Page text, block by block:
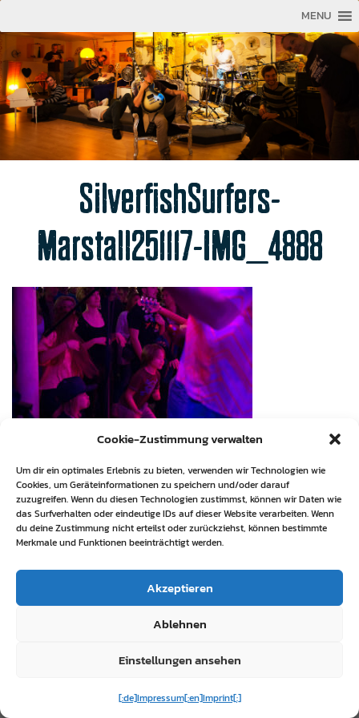
Cookie-Zustimmung verwalten
Um dir ein optimales Erlebnis zu bieten, verwenden wir Technologien wie
Cookies, um Geräteinformationen zu speichern und/oder darauf
zuzugreifen. Wenn du diesen Technologien zustimmst, können wir Daten wie
das Surfverhalten oder eindeutige IDs auf dieser Website verarbeiten. Wenn
du deine Zustimmung nicht erteilst oder zurückziehst, können bestimmte
Merkmale und Funktionen beeinträchtigt werden.
Akzeptieren
Ablehnen
Einstellungen ansehen
[:de]Impressum[:en]Imprint[:]
MENU
SilverfishSurfers-
Marstall251117-IMG_4888